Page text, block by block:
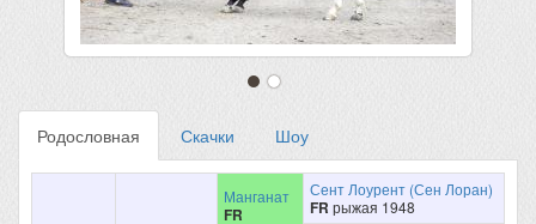
Родословная Скачки Шоу
Манганат
FR
Сент Лоурент (Сен Лоран)
FR рыжая 1948